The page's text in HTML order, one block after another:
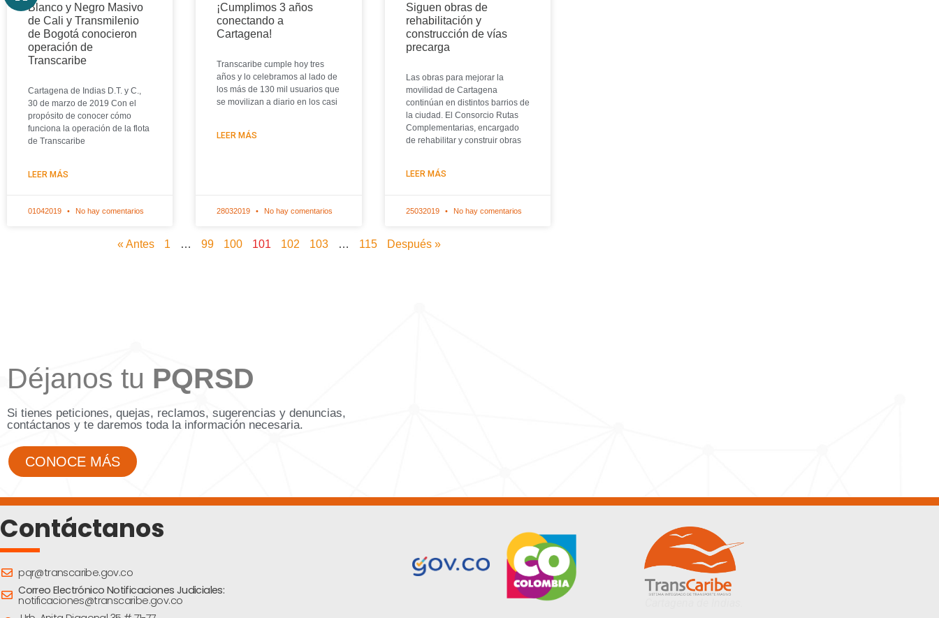
Blanco y Negro Masivo
de Cali y Transmilenio
de Bogotá conocieron
operación de
Transcaribe
Cartagena de Indias D.T. y C.,
30 de marzo de 2019 Con el
propósito de conocer cómo
funciona la operación de la flota
de Transcaribe
LEER MÁS
01042019 No hay comentarios
¡Cumplimos 3 años
conectando a
Cartagena!
Transcaribe cumple hoy tres
años y lo celebramos al lado de
los más de 130 mil usuarios que
se movilizan a diario en los casi
LEER MÁS
28032019 No hay comentarios
Siguen obras de
rehabilitación y
construcción de vías
precarga
Las obras para mejorar la
movilidad de Cartagena
continúan en distintos barrios de
la ciudad. El Consorcio Rutas
Complementarias, encargado
de rehabilitar y construir obras
LEER MÁS
25032019 No hay comentarios
« Antes 1 … 99 100 101 102 103 … 115 Después »
Déjanos tu PQRSD
Si tienes peticiones, quejas, reclamos, sugerencias y denuncias,
contáctanos y te daremos toda la información necesaria.
CONOCE MÁS
Contáctanos
pqr@transcaribe.gov.co
Correo Electrónico Notificaciones Judiciales:
notificaciones@transcaribe.gov.co